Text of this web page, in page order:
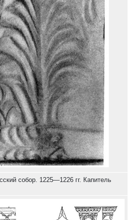
собор. 1225—1226 гг. Капитель